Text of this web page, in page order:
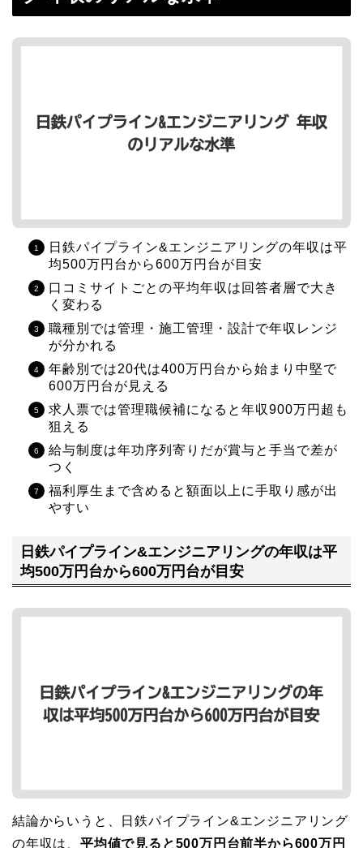
日鉄パイプライン&エンジニアリングの年収は平
均500万円台から600万円台が目安
口コミサイトごとの平均年収は回答者層で大き
く変わる
職種別では管理・施工管理・設計で年収レンジ
が分かれる
年齢別では20代は400万円台から始まり中堅で
600万円台が見える
求人票では管理職候補になると年収900万円超も
狙える
給与制度は年功序列寄りだが賞与と手当で差が
つく
福利厚生まで含めると額面以上に手取り感が出
やすい
日鉄パイプライン&エンジニアリングの年収は平
均500万円台から600万円台が目安
結論からいうと、日鉄パイプライン&エンジニアリング
の年収は、 平均値で見ると500万円台前半から600万円